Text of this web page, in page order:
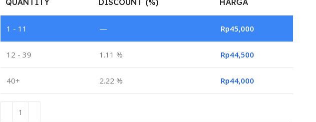
QUANTITY DISCOUNT (%) HARGA
1 - 11 — Rp45,000
12 - 39 1.11 % Rp44,500
40+ 2.22 % Rp44,000